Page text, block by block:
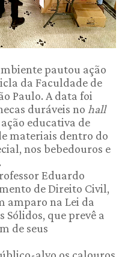
pautou ação
da Faculdade de
Paulo. A data foi
duráveis no hall
educativa de
materiais dentro do
nos bebedouros e
Eduardo
de Direito Civil,
amparo na Lei da
Sólidos, que prevê a
de seus